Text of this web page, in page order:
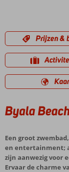
Prijzen &
Byala
Een groot
en entertainment;
zijn aanwezig voor
Ervaar de charme